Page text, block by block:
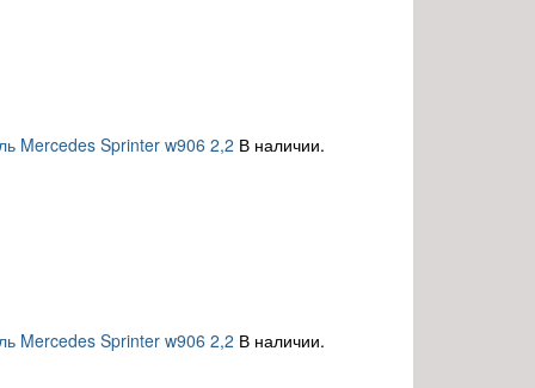
Mercedes Sprinter w906 2,2 В наличии.
Mercedes Sprinter w906 2,2 В наличии.